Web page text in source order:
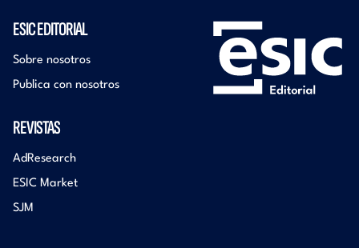
ESIC EDITORIAL
Sobre nosotros
Publica con nosotros
REVISTAS
AdResearch
ESIC Market
SJM